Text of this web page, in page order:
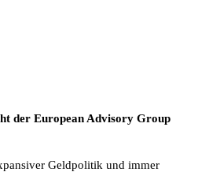
der European Advisory Group
Geldpolitik und immer